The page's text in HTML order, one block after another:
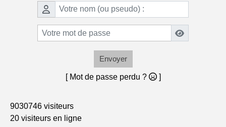
Envoyer
[ Mot de passe perdu ? ]
9030746 visiteurs
20 visiteurs en ligne